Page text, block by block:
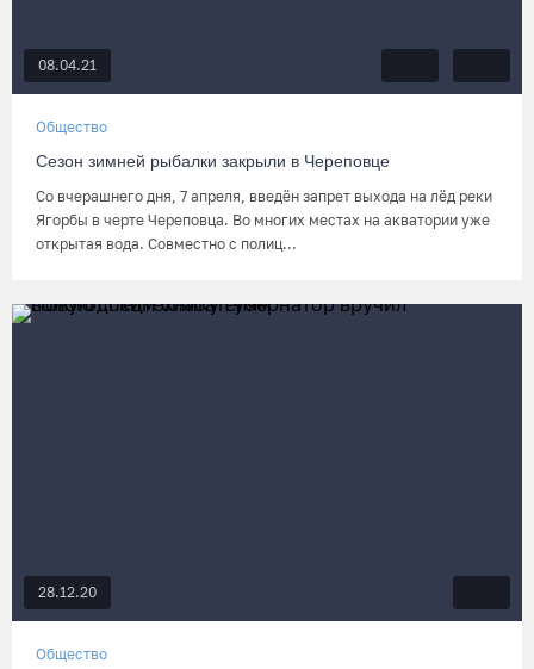
08.04.21
Общество
Сезон зимней рыбалки закрыли в Череповце
Со вчерашнего дня, 7 апреля, введён запрет выхода на лёд реки
Ягорбы в черте Череповца. Во многих местах на акватории уже
открытая вода. Совместно с полиц...
28.12.20
Общество